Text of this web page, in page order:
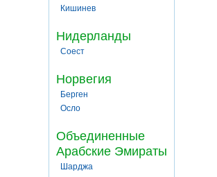
Кишинев
Нидерланды
Соест
Норвегия
Берген
Осло
Объединенные
Арабские Эмираты
Шарджа